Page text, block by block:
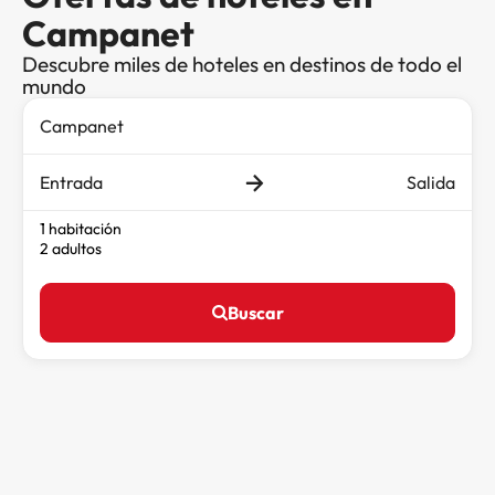
Campanet
Descubre miles de hoteles en destinos de todo el
mundo
Entrada Salida
1 habitación
2 adultos
Buscar